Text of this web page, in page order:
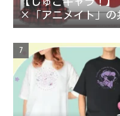
×「アニメイト」の
「arti-mate」によ
レル、雑貨の販売が